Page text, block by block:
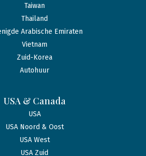
Taiwan
Thailand
Arabische Emiraten
Vietnam
Zuid-Korea
Autohuur
USA & Canada
USA
USA Noord & Oost
USA West
USA Zuid